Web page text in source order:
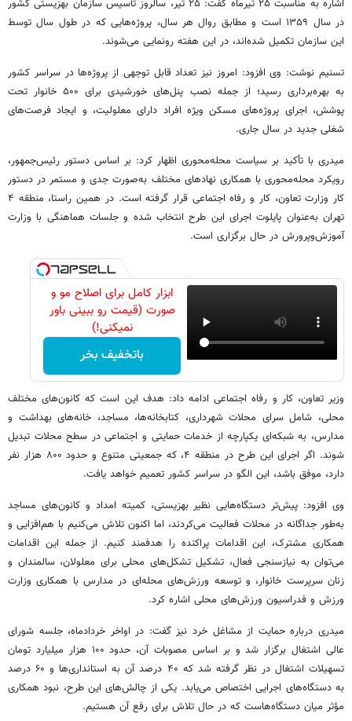
اشاره به مناسبت ۲۵ تیرماه گفت: ۲۵ تیر، سالروز تأسیس سازمان بهزیستی کشور
در سال ۱۳۵۹ است و مطابق روال هر سال، پروژه‌هایی که در طول سال توسط
این سازمان تکمیل شده‌اند، در این هفته رونمایی می‌شوند.
تسنیم نوشت: وی افزود: امروز نیز تعداد قابل توجهی از پروژه‌ها در سراسر کشور
به بهره‌برداری رسید؛ از جمله نصب پنل‌های خورشیدی برای ۵۰۰ خانوار تحت
پوشش، اجرای پروژه‌های مسکن ویژه افراد دارای معلولیت، و ایجاد فرصت‌های
شغلی جدید در سال جاری.
میدری با تأکید بر سیاست محله‌محوری اظهار کرد: بر اساس دستور رئیس‌جمهور،
رویکرد محله‌محوری با همکاری نهادهای مختلف به‌صورت جدی و مستمر در دستور
کار وزارت تعاون، کار و رفاه اجتماعی قرار گرفته است. در همین راستا، منطقه ۴
تهران به‌عنوان پایلوت اجرای این طرح انتخاب شده و جلسات هماهنگی با وزارت
آموزش‌وپرورش در حال برگزاری است.
ابزار کامل برای اصلاح مو و
صورت (قیمت رو ببینی باور
نمیکنی!)
باتخفیف بخر
وزیر تعاون، کار و رفاه اجتماعی ادامه داد: هدف این است که کانون‌های مختلف
محلی، شامل سرای محلات شهرداری، کتابخانه‌ها، مساجد، خانه‌های بهداشت و
مدارس، به شبکه‌ای یکپارچه از خدمات حمایتی و اجتماعی در سطح محلات تبدیل
شوند. اگر اجرای این طرح در منطقه ۴، که جمعیتی متنوع و حدود ۸۰۰ هزار نفر
دارد، موفق باشد، این الگو در سراسر کشور تعمیم خواهد یافت.
وی افزود: پیش‌تر دستگاه‌هایی نظیر بهزیستی، کمیته امداد و کانون‌های مساجد
به‌طور جداگانه در محلات فعالیت می‌کردند، اما اکنون تلاش می‌کنیم با هم‌افزایی و
همکاری مشترک، این اقدامات پراکنده را هدفمند کنیم. از جمله این اقدامات
می‌توان به نیازسنجی فعال، تشکیل تشکل‌های محلی برای معلولان، سالمندان و
زنان سرپرست خانوار، و توسعه ورزش‌های محله‌ای در مدارس با همکاری وزارت
ورزش و فدراسیون ورزش‌های محلی اشاره کرد.
میدری درباره حمایت از مشاغل خرد نیز گفت: در اواخر خردادماه، جلسه شورای
عالی اشتغال برگزار شد و بر اساس مصوبات آن، حدود ۱۰۰ هزار میلیارد تومان
تسهیلات اشتغال در نظر گرفته شد که ۴۰ درصد آن به استانداری‌ها و ۶۰ درصد
به دستگاه‌های اجرایی اختصاص می‌یابد. یکی از چالش‌های این طرح، نبود همکاری
مؤثر میان دستگاه‌هاست که در حال تلاش برای رفع آن هستیم.